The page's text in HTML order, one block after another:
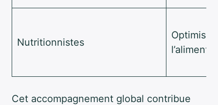
Nutritionnistes
Cet accompagnement global contribue